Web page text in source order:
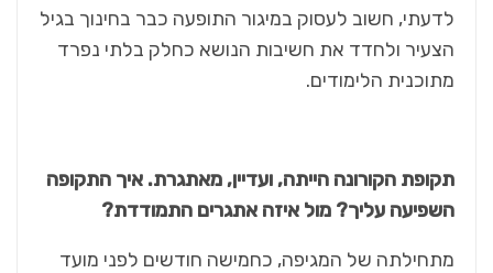
לדעתי, חשוב לעסוק במיגור התופעה כבר בחינוך בגיל
הצעיר ולחדד את חשיבות הנושא כחלק בלתי נפרד
מתוכנית הלימודים.
תקופת הקורונה הייתה, ועדיין, מאתגרת. איך התקופה
השפיעה עליך? מול איזה אתגרים התמודדת?
מתחילתה של המגיפה, כחמישה חודשים לפני מועד